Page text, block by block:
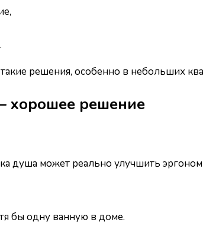
решения, особенно в небольших
хорошее решение
душа может реально улучшить
бы одну ванную в доме.